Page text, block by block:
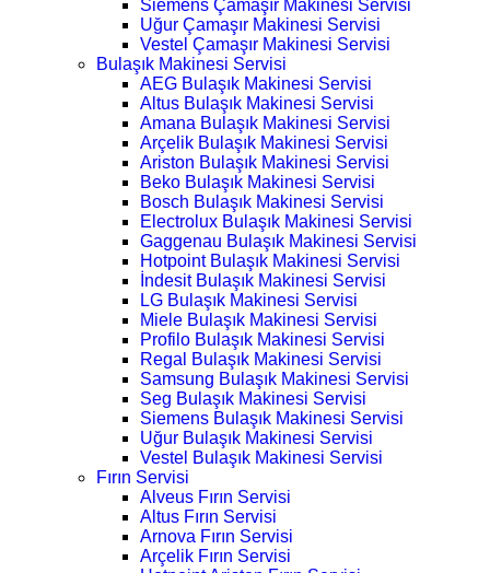
Siemens Çamaşır Makinesi Servisi
Uğur Çamaşır Makinesi Servisi
Vestel Çamaşır Makinesi Servisi
Bulaşık Makinesi Servisi
AEG Bulaşık Makinesi Servisi
Altus Bulaşık Makinesi Servisi
Amana Bulaşık Makinesi Servisi
Arçelik Bulaşık Makinesi Servisi
Ariston Bulaşık Makinesi Servisi
Beko Bulaşık Makinesi Servisi
Bosch Bulaşık Makinesi Servisi
Electrolux Bulaşık Makinesi Servisi
Gaggenau Bulaşık Makinesi Servisi
Hotpoint Bulaşık Makinesi Servisi
İndesit Bulaşık Makinesi Servisi
LG Bulaşık Makinesi Servisi
Miele Bulaşık Makinesi Servisi
Profilo Bulaşık Makinesi Servisi
Regal Bulaşık Makinesi Servisi
Samsung Bulaşık Makinesi Servisi
Seg Bulaşık Makinesi Servisi
Siemens Bulaşık Makinesi Servisi
Uğur Bulaşık Makinesi Servisi
Vestel Bulaşık Makinesi Servisi
Fırın Servisi
Alveus Fırın Servisi
Altus Fırın Servisi
Arnova Fırın Servisi
Arçelik Fırın Servisi